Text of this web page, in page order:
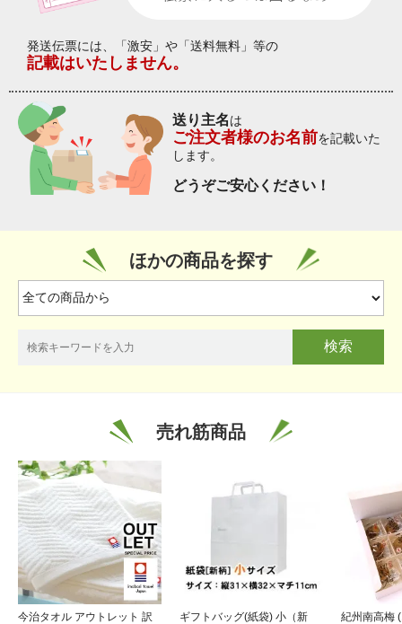
発送伝票には、「激安」や「送料無料」等の
記載はいたしません。
送り主名は
ご注文者様のお名前を記載いた
します。
どうぞご安心ください！
ほかの商品を探す
検索
売れ筋商品
今治タオル アウトレット 訳
ギフトバッグ(紙袋) 小（新
紀州南高梅